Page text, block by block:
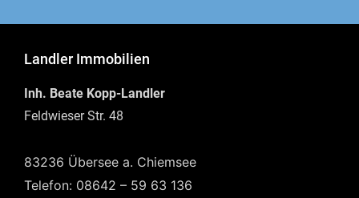
Landler Immobilien
Inh. Beate Kopp-Landler
Feldwieser Str. 48
83236 Übersee a. Chiemsee
Telefon: 08642 – 59 63 136